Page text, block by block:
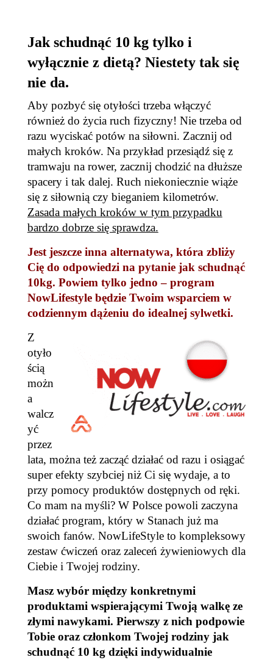
Jak schudnąć 10 kg tylko i
wyłącznie z dietą? Niestety tak się
nie da.
Aby pozbyć się otyłości trzeba włączyć
również do życia ruch fizyczny! Nie trzeba od
razu wyciskać potów na siłowni. Zacznij od
małych kroków. Na przykład przesiądź się z
tramwaju na rower, zacznij chodzić na dłuższe
spacery i tak dalej. Ruch niekoniecznie wiąże
się z siłownią czy bieganiem kilometrów.
Zasada małych kroków w tym przypadku
bardzo dobrze się sprawdza.
Jest jeszcze inna alternatywa, która zbliży
Cię do odpowiedzi na pytanie jak schudnąć
10kg. Powiem tylko jedno – program
NowLifestyle będzie Twoim wsparciem w
codziennym dążeniu do idealnej sylwetki.
Z
otyło
ścią
możn
a
walcz
yć
przez
lata, można też zacząć działać od razu i osiągać
super efekty szybciej niż Ci się wydaje, a to
przy pomocy produktów dostępnych od ręki.
Co mam na myśli? W Polsce powoli zaczyna
działać program, który w Stanach już ma
swoich fanów. NowLifeStyle to kompleksowy
zestaw ćwiczeń oraz zaleceń żywieniowych dla
Ciebie i Twojej rodziny.
Masz wybór między konkretnymi
produktami wspierającymi Twoją walkę ze
złymi nawykami. Pierwszy z nich podpowie
Tobie oraz członkom Twojej rodziny jak
schudnąć 10 kg dzięki indywidualnie